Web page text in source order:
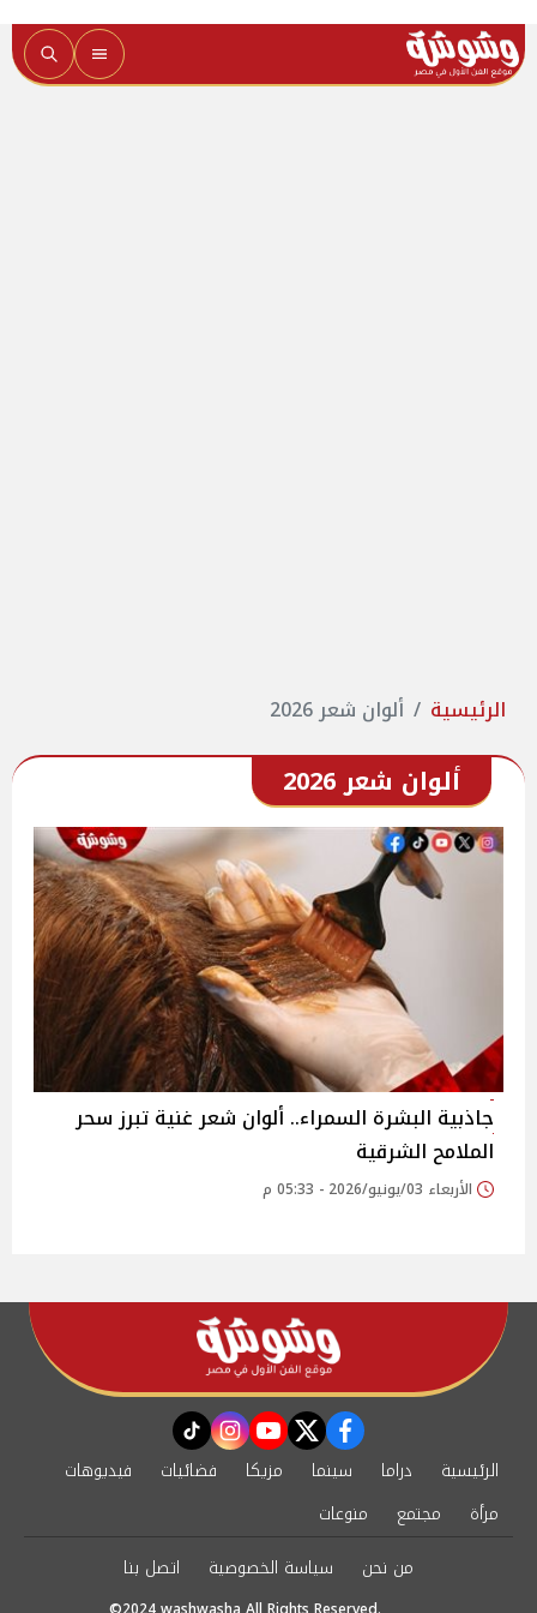
الرئيسية ألوان شعر 2026
ألوان شعر 2026
جاذبية البشرة السمراء.. ألوان شعر غنية تبرز سحر
الملامح الشرقية
الأربعاء 03/يونيو/2026 - 05:33 م
facebook
twitter
youtube
instagram
tiktok
الرئيسية دراما سينما مزيكا فضائيات
فيديوهات
مرأة
مجتمع
منوعات
من نحن
سياسة الخصوصية اتصل بنا